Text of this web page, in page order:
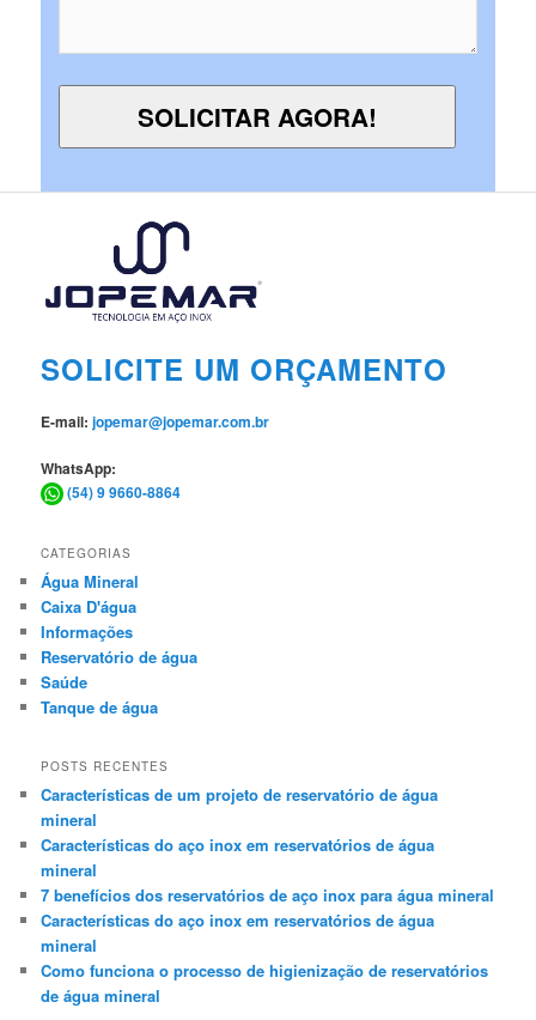
SOLICITE UM ORÇAMENTO
E-mail:jopemar@jopemar.com.br
WhatsApp:
(54) 9 9660-8864
CATEGORIAS
Água Mineral
Caixa D'água
Informações
Reservatório de água
Saúde
Tanque de água
POSTS RECENTES
Características de um projeto de reservatório de água
mineral
Características do aço inox em reservatórios de água
mineral
7 benefícios dos reservatórios de aço inox para água mineral
Características do aço inox em reservatórios de água
mineral
Como funciona o processo de higienização de reservatórios
de água mineral